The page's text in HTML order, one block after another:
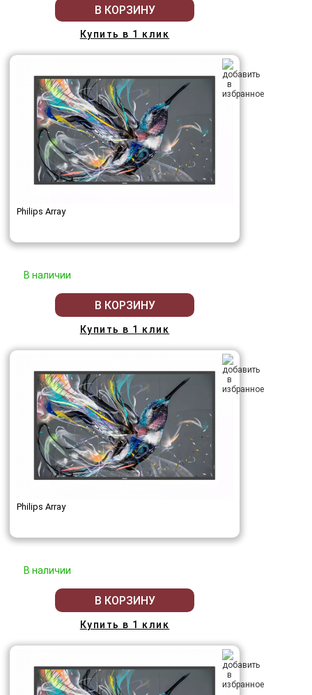
В КОРЗИНУ
Купить в 1 клик
Philips Array
В наличии
В КОРЗИНУ
Купить в 1 клик
Philips Array
В наличии
В КОРЗИНУ
Купить в 1 клик